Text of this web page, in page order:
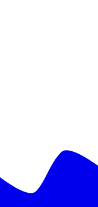
houder. We
zijn kreupele dieren,
De maat is nu
van nieuwe